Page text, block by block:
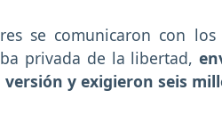
se comunicaron con
privada de la libertad,
y exigieron seis